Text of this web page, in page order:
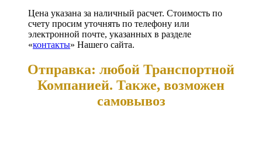
Цена указана за наличный расчет. Стоимость по
счету просим уточнять по телефону или
электронной почте, указанных в разделе
«контакты» Нашего сайта.
Отправка: любой Транспортной
Компанией. Также, возможен
самовывоз